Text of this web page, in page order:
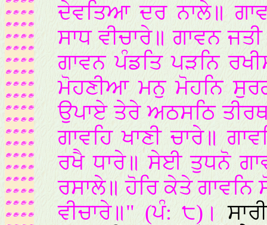
ਦੇਵਤਿਆ ਦਰ ਨਾਲੇ॥
ਸਾਧ ਵੀਚਾਰੇ॥ ਗਾਵਨ
ਗਾਵਨ ਪੰਡਤਿ ਪੜਨਿ
ਮੋਹਣੀਆ ਮਨੁ ਮੋਹਨਿ
ਉਪਾਏ ਤੇਰੇ ਅਠਸਠਿ
ਗਾਵਹਿ ਖਾਣੀ ਚਾਰੇ॥
ਰਖੈ ਧਾਰੇ॥ ਸੇਈ ਤੁਧਨੋ
ਰਸਾਲੇ॥ ਹੋਰਿ ਕੇਤੇ
ਵੀਚਾਰੇ॥" (ਪੰ: ੮)।